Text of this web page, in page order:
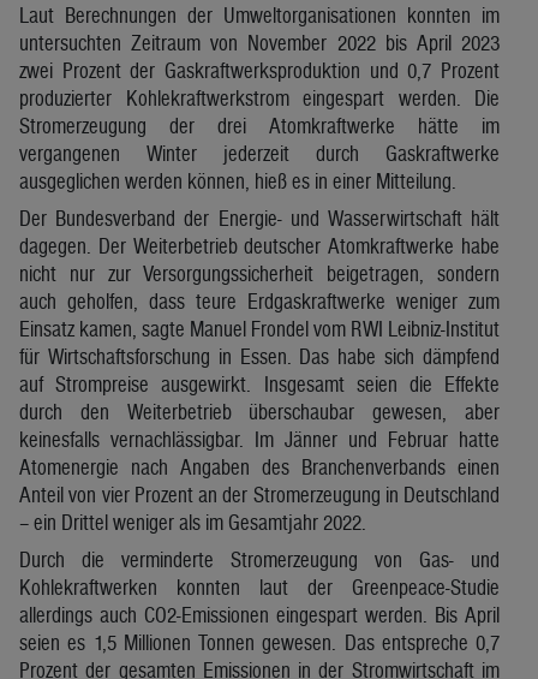
Laut Berechnungen der Umweltorganisationen konnten im
untersuchten Zeitraum von November 2022 bis April 2023
zwei Prozent der Gaskraftwerksproduktion und 0,7 Prozent
produzierter Kohlekraftwerkstrom eingespart werden. Die
Stromerzeugung der drei Atomkraftwerke hätte im
vergangenen Winter jederzeit durch Gaskraftwerke
ausgeglichen werden können, hieß es in einer Mitteilung.
Der Bundesverband der Energie- und Wasserwirtschaft hält
dagegen. Der Weiterbetrieb deutscher Atomkraftwerke habe
nicht nur zur Versorgungssicherheit beigetragen, sondern
auch geholfen, dass teure Erdgaskraftwerke weniger zum
Einsatz kamen, sagte Manuel Frondel vom RWI Leibniz-Institut
für Wirtschaftsforschung in Essen. Das habe sich dämpfend
auf Strompreise ausgewirkt. Insgesamt seien die Effekte
durch den Weiterbetrieb überschaubar gewesen, aber
keinesfalls vernachlässigbar. Im Jänner und Februar hatte
Atomenergie nach Angaben des Branchenverbands einen
Anteil von vier Prozent an der Stromerzeugung in Deutschland
– ein Drittel weniger als im Gesamtjahr 2022.
Durch die verminderte Stromerzeugung von Gas- und
Kohlekraftwerken konnten laut der Greenpeace-Studie
allerdings auch CO2-Emissionen eingespart werden. Bis April
seien es 1,5 Millionen Tonnen gewesen. Das entspreche 0,7
Prozent der gesamten Emissionen in der Stromwirtschaft im